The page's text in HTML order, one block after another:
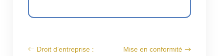
Droit d’entreprise :
Mise en conformité